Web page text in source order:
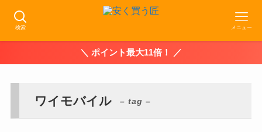
検索 メニュー
＼ ポイント最大11倍！ ／
ワイモバイル – tag –